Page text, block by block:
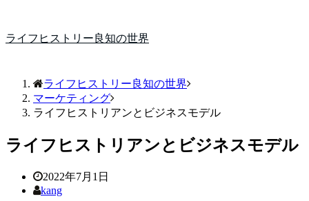
ライフヒストリー良知の世界
ライフヒストリー良知の世界
マーケティング
ライフヒストリアンとビジネスモデル
ライフヒストリアンとビジネスモデル
2022年7月1日
kang